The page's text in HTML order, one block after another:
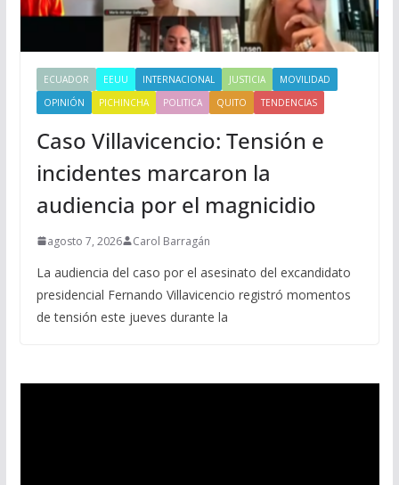
ECUADOR EEUU INTERNACIONAL JUSTICIA
MOVILIDAD
OPINIÓN
PICHINCHA POLITICA QUITO TENDENCIAS
Caso Villavicencio: Tensión e
incidentes marcaron la
audiencia por el magnicidio
agosto 7, 2026 Carol Barragán
La audiencia del caso por el asesinato del excandidato
presidencial Fernando Villavicencio registró momentos
de tensión este jueves durante la